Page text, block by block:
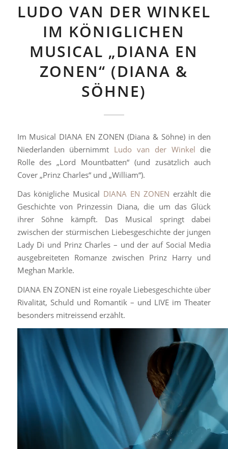
LUDO VAN DER WINKEL
IM KÖNIGLICHEN
MUSICAL „DIANA EN
ZONEN“ (DIANA &
SÖHNE)
Im Musical DIANA EN ZONEN (Diana & Söhne) in den
Niederlanden übernimmt Ludo van der Winkel die
Rolle des „Lord Mountbatten“ (und zusätzlich auch
Cover „Prinz Charles“ und „William“).
Das königliche Musical DIANA EN ZONEN erzählt die
Geschichte von Prinzessin Diana, die um das Glück
ihrer Söhne kämpft. Das Musical springt dabei
zwischen der stürmischen Liebesgeschichte der jungen
Lady Di und Prinz Charles – und der auf Social Media
ausgebreiteten Romanze zwischen Prinz Harry und
Meghan Markle.
DIANA EN ZONEN ist eine royale Liebesgeschichte über
Rivalität, Schuld und Romantik – und LIVE im Theater
besonders mitreissend erzählt.